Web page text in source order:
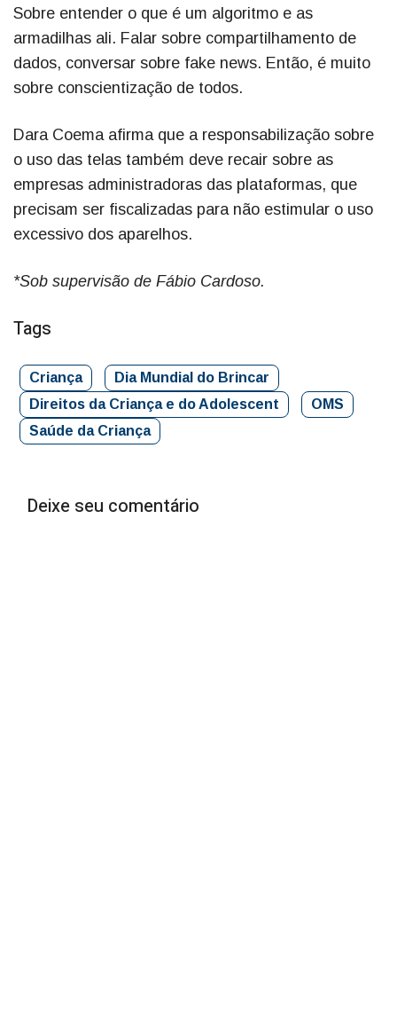
Sobre entender o que é um algoritmo e as
armadilhas ali. Falar sobre compartilhamento de
dados, conversar sobre fake news. Então, é muito
sobre conscientização de todos.
Dara Coema afirma que a responsabilização sobre
o uso das telas também deve recair sobre as
empresas administradoras das plataformas, que
precisam ser fiscalizadas para não estimular o uso
excessivo dos aparelhos.
*Sob supervisão de Fábio Cardoso.
Tags
Criança
Dia Mundial do Brincar
Direitos da Criança e do Adolescent
OMS
Saúde da Criança
Deixe seu comentário